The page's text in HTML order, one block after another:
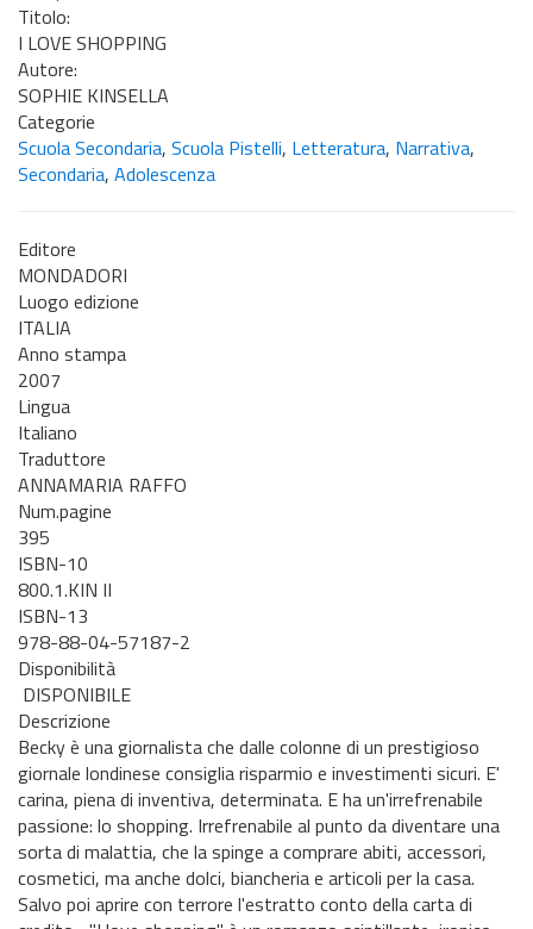
Titolo:
I LOVE SHOPPING
Autore:
SOPHIE KINSELLA
Categorie
Scuola Secondaria, Scuola Pistelli, Letteratura, Narrativa,
Secondaria, Adolescenza
Editore
MONDADORI
Luogo edizione
ITALIA
Anno stampa
2007
Lingua
Italiano
Traduttore
ANNAMARIA RAFFO
Num.pagine
395
ISBN-10
800.1.KIN II
ISBN-13
978-88-04-57187-2
Disponibilità
DISPONIBILE
Descrizione
Becky è una giornalista che dalle colonne di un prestigioso
giornale londinese consiglia risparmio e investimenti sicuri. E'
carina, piena di inventiva, determinata. E ha un'irrefrenabile
passione: lo shopping. Irrefrenabile al punto da diventare una
sorta di malattia, che la spinge a comprare abiti, accessori,
cosmetici, ma anche dolci, biancheria e articoli per la casa.
Salvo poi aprire con terrore l'estratto conto della carta di